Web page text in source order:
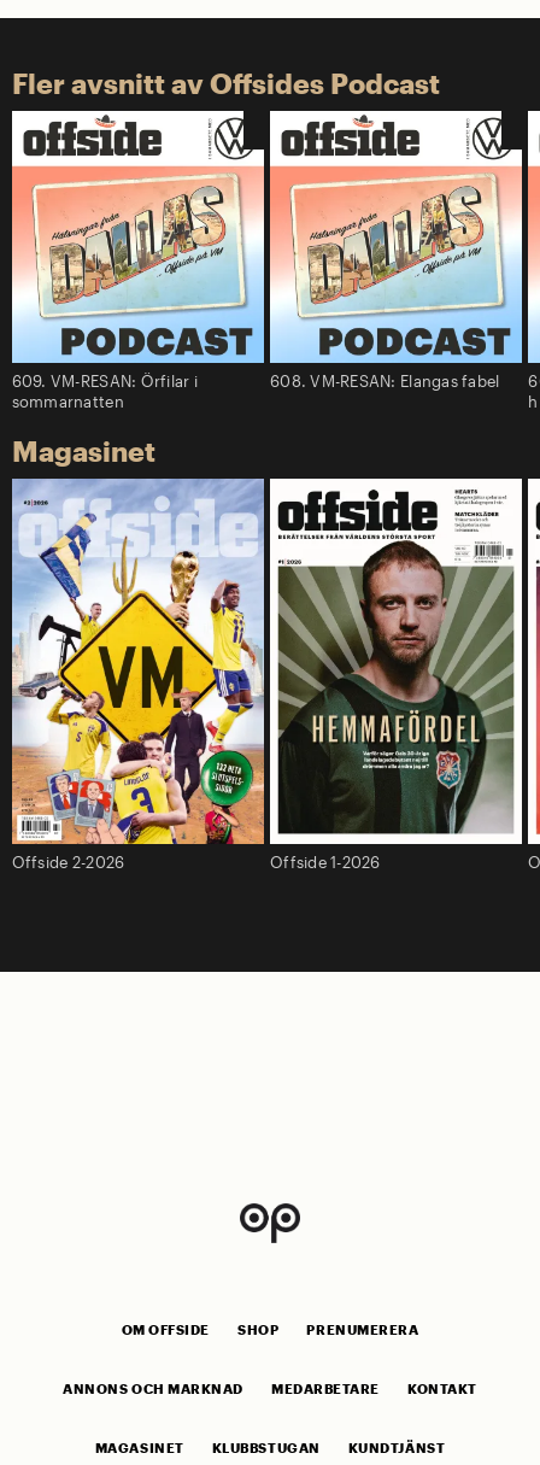
Fler avsnitt av Offsides Podcast
609. VM-RESAN: Örfilar i
sommarnatten
608. VM-RESAN: Elangas fabel
Magasinet
Offside 2-2026 Offside 1-2026
OM OFFSIDE SHOP PRENUMERERA
ANNONS OCH MARKNAD MEDARBETARE KONTAKT
MAGASINET KLUBBSTUGAN KUNDTJÄNST